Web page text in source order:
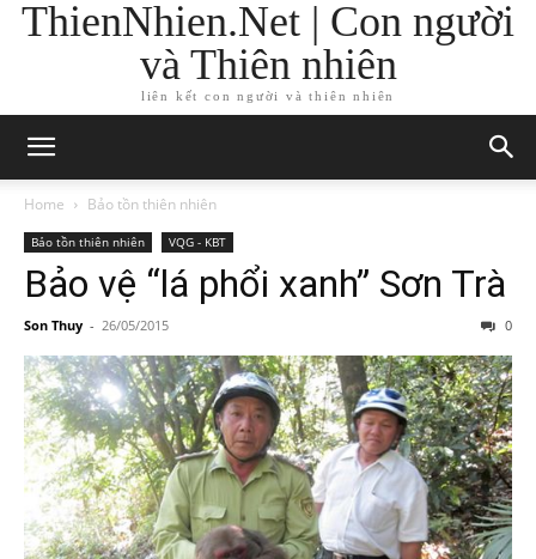
ThienNhien.Net | Con người
và Thiên nhiên
liên kết con người và thiên nhiên
Home Bảo tồn thiên nhiên
Bảo tồn thiên nhiên VQG - KBT
Bảo vệ “lá phổi xanh” Sơn Trà
Son Thuy - 26/05/2015 0